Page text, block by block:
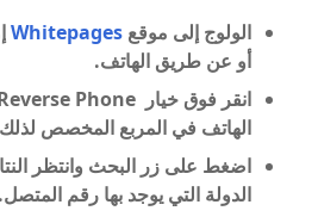
الولوج إلى موقع Whitepages
أو عن طريق الهاتف.
الهاتف في المربع المخصص
اضغط على زر البحث وانتظر
الدولة التي يوجد بها رقم المتصل.